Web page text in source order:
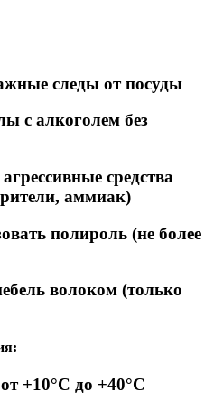
следы от посуды
с алкоголем без
средства
аммиак)
полироль (не более
волоком (только
+10°C до +40°C